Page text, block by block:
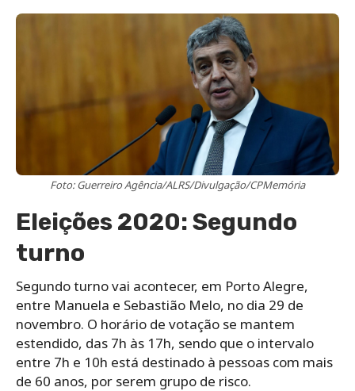
Foto: Guerreiro Agência/ALRS/Divulgação/CPMemória
Eleições 2020: Segundo
turno
Segundo turno vai acontecer, em Porto Alegre,
entre Manuela e Sebastião Melo, no dia 29 de
novembro. O horário de votação se mantem
estendido, das 7h às 17h, sendo que o intervalo
entre 7h e 10h está destinado à pessoas com mais
de 60 anos, por serem grupo de risco.